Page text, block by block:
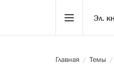
Эл.
Главная / Темы /